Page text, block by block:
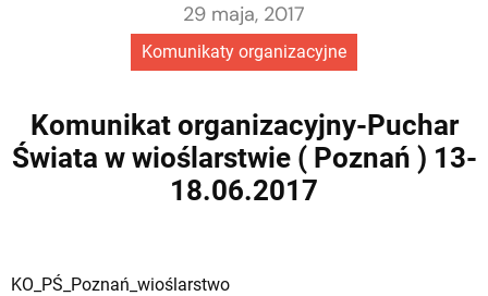
Komunikaty organizacyjne
29 maja, 2017
Komunikat organizacyjny-Puchar
Świata w wioślarstwie ( Poznań ) 13-
18.06.2017
KO_PŚ_Poznań_wioślarstwo